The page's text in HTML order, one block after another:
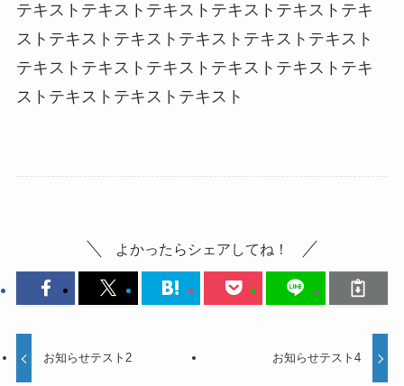
テキストテキストテキストテキストテキストテキ
ストテキストテキストテキストテキストテキスト
テキストテキストテキストテキストテキストテキ
ストテキストテキストテキスト
よかったらシェアしてね！
お知らせテスト2 お知らせテスト4